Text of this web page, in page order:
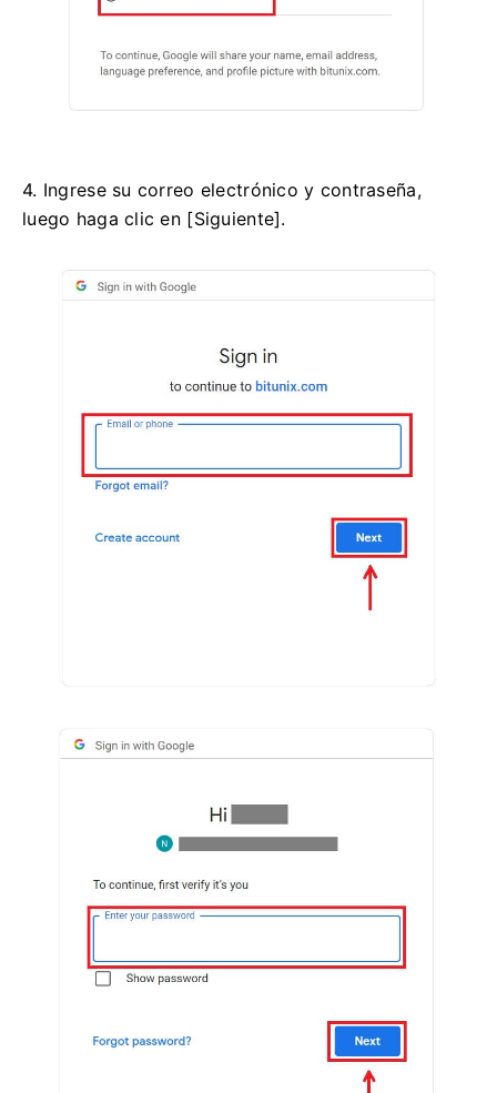
4. Ingrese su correo electrónico y contraseña,
luego haga clic en [Siguiente].